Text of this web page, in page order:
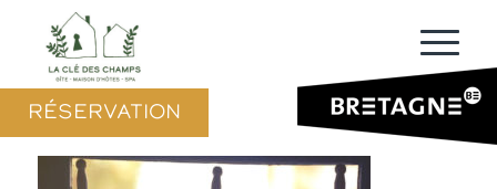
RÉSERVATION